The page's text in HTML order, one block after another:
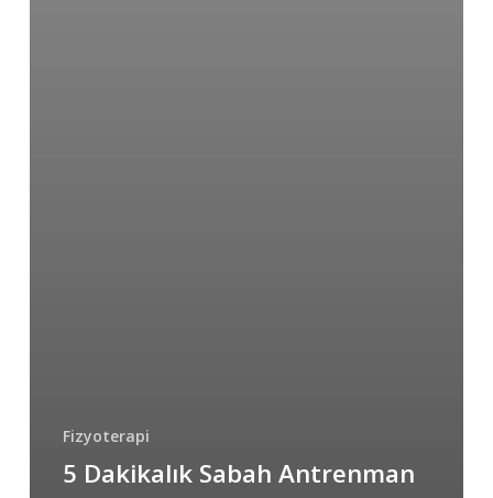
Fizyoterapi
5 Dakikalık Sabah Antrenman